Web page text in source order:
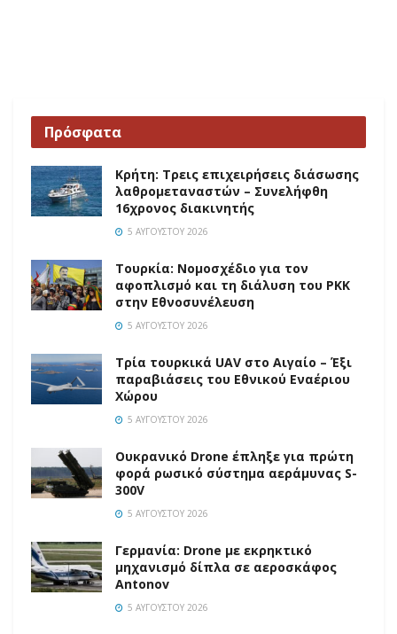
Πρόσφατα
Κρήτη: Τρεις επιχειρήσεις διάσωσης
λαθρομεταναστών – Συνελήφθη
16χρονος διακινητής
5 ΑΥΓΟΎΣΤΟΥ 2026
Τουρκία: Νομοσχέδιο για τον
αφοπλισμό και τη διάλυση του PKK
στην Εθνοσυνέλευση
5 ΑΥΓΟΎΣΤΟΥ 2026
Τρία τουρκικά UAV στο Αιγαίο – Έξι
παραβιάσεις του Εθνικού Εναέριου
Χώρου
5 ΑΥΓΟΎΣΤΟΥ 2026
Ουκρανικό Drone έπληξε για πρώτη
φορά ρωσικό σύστημα αεράμυνας S-
300V
5 ΑΥΓΟΎΣΤΟΥ 2026
Γερμανία: Drone με εκρηκτικό
μηχανισμό δίπλα σε αεροσκάφος
Antonov
5 ΑΥΓΟΎΣΤΟΥ 2026